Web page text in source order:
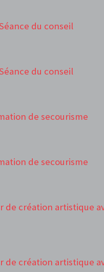
du conseil
du conseil
de secourisme
de secourisme
de création artistique
de création artistique